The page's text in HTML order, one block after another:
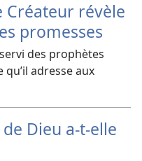
révèle
promesses
des prophètes
adresse aux
Dieu a-​t-​elle